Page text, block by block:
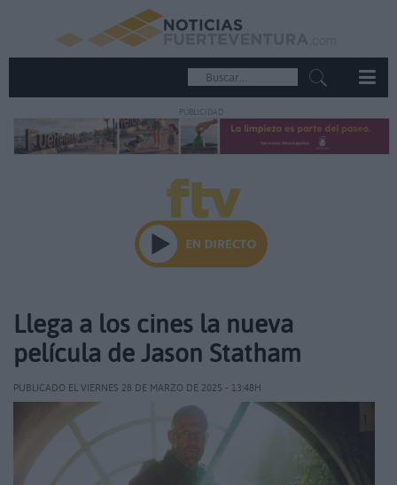
PUBLICIDAD
Llega a los cines la nueva
película de Jason Statham
PUBLICADO EL VIERNES 28 DE MARZO DE 2025 - 13:48H